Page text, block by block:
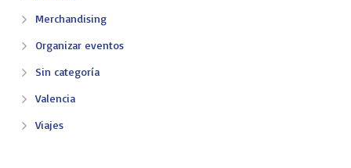
Merchandising
Organizar eventos
Sin categoría
Valencia
Viajes